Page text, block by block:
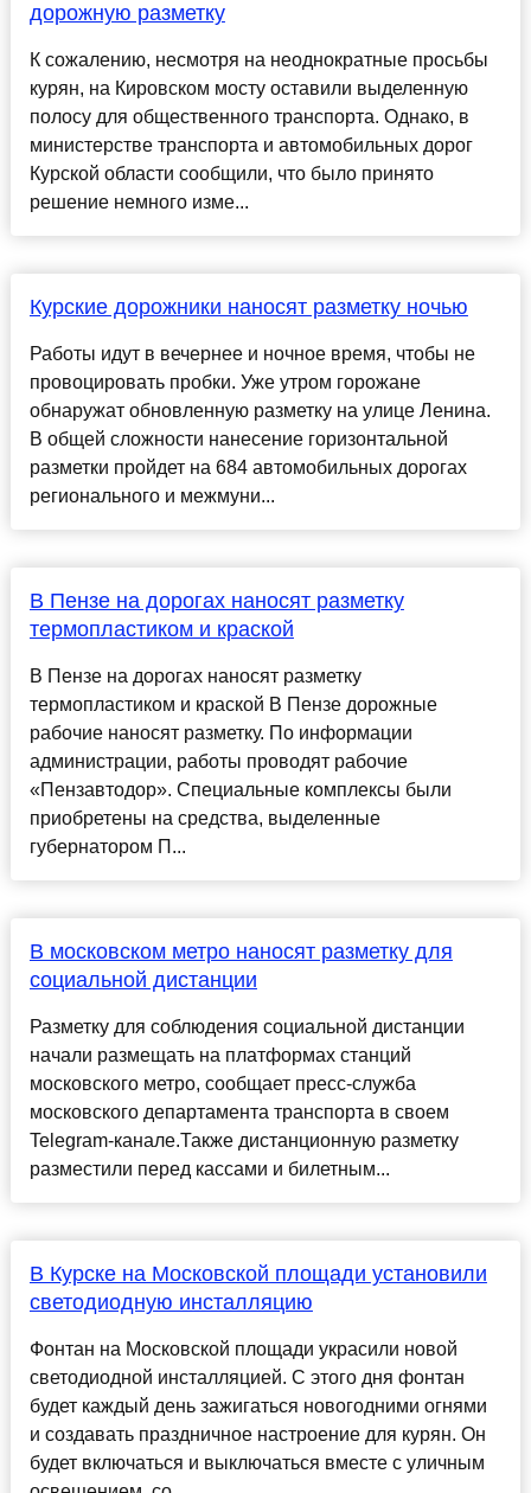
дорожную разметку
К сожалению, несмотря на неоднократные просьбы
курян, на Кировском мосту оставили выделенную
полосу для общественного транспорта. Однако, в
министерстве транспорта и автомобильных дорог
Курской области сообщили, что было принято
решение немного изме...
Курские дорожники наносят разметку ночью
Работы идут в вечернее и ночное время, чтобы не
провоцировать пробки. Уже утром горожане
обнаружат обновленную разметку на улице Ленина.
В общей сложности нанесение горизонтальной
разметки пройдет на 684 автомобильных дорогах
регионального и межмуни...
В Пензе на дорогах наносят разметку
термопластиком и краской
В Пензе на дорогах наносят разметку
термопластиком и краской В Пензе дорожные
рабочие наносят разметку. По информации
администрации, работы проводят рабочие
«Пензавтодор». Специальные комплексы были
приобретены на средства, выделенные
губернатором П...
В московском метро наносят разметку для
социальной дистанции
Разметку для соблюдения социальной дистанции
начали размещать на платформах станций
московского метро, сообщает пресс-служба
московского департамента транспорта в своем
Telegram-канале.Также дистанционную разметку
разместили перед кассами и билетным...
В Курске на Московской площади установили
светодиодную инсталляцию
Фонтан на Московской площади украсили новой
светодиодной инсталляцией. С этого дня фонтан
будет каждый день зажигаться новогодними огнями
и создавать праздничное настроение для курян. Он
будет включаться и выключаться вместе с уличным